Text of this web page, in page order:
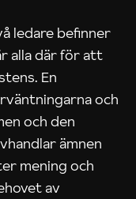
ledare befinner
alla där för att
En
och
och den
ämnen
mening och
av